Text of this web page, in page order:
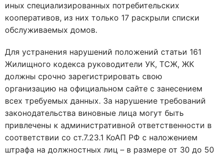
иных специализированных потребительских
кооперативов, из них только 17 раскрыли списки
обслуживаемых домов.
Для устранения нарушений положений статьи 161
Жилищного кодекса руководители УК, ТСЖ, ЖК
должны срочно зарегистрировать свою
организацию на официальном сайте с занесением
всех требуемых данных. За нарушение требований
законодательства виновные лица могут быть
привлечены к административной ответственности в
соответствии со ст.7.23.1 КоАП РФ с наложением
штрафа на должностных лиц – в размере от 30 до 50